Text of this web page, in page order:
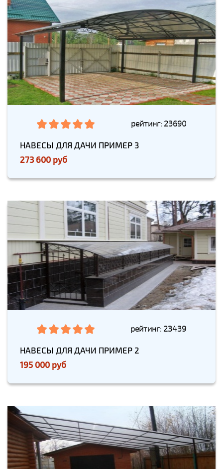
рейтинг: 23690
НАВЕСЫ ДЛЯ ДАЧИ ПРИМЕР 3
273 600 руб
рейтинг: 23439
НАВЕСЫ ДЛЯ ДАЧИ ПРИМЕР 2
195 000 руб